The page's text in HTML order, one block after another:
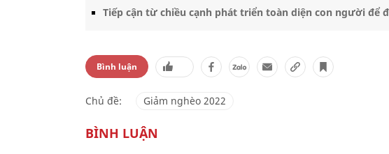
Tiếp cận từ chiều cạnh phát triển toàn diện con người để
Bình luận
Chủ đề: Giảm nghèo 2022